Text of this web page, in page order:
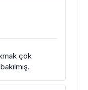
çok